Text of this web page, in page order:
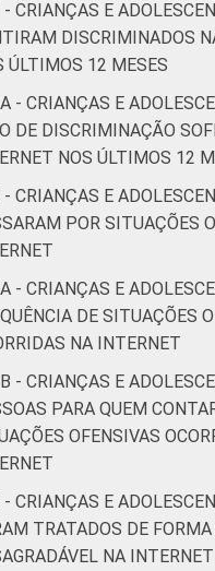
- CRIANÇAS E
DISCRIMINADOS
ÚLTIMOS 12 MESES
- CRIANÇAS E
DE DISCRIMINAÇÃO
NOS ÚLTIMOS 12
- CRIANÇAS E
POR SITUAÇÕES
- CRIANÇAS E
DE SITUAÇÕES
NA INTERNET
- CRIANÇAS E
PARA QUEM
OFENSIVAS
- CRIANÇAS E
TRATADOS DE FORMA
NA